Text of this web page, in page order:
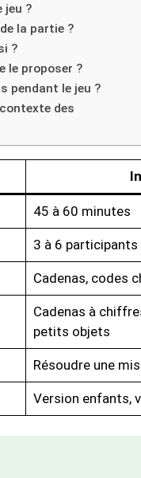
jeu ?
la partie ?
?
le proposer ?
pendant le jeu ?
des
45 à 60 minutes
3 à 6 participants
Cadenas, codes
Cadenas à
petits objets
Résoudre une
Version enfants,